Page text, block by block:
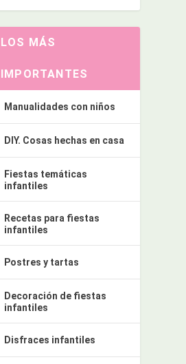
LOS MÁS
IMPORTANTES
Manualidades con niños
DIY. Cosas hechas en casa
Fiestas temáticas
infantiles
Recetas para fiestas
infantiles
Postres y tartas
Decoración de fiestas
infantiles
Disfraces infantiles